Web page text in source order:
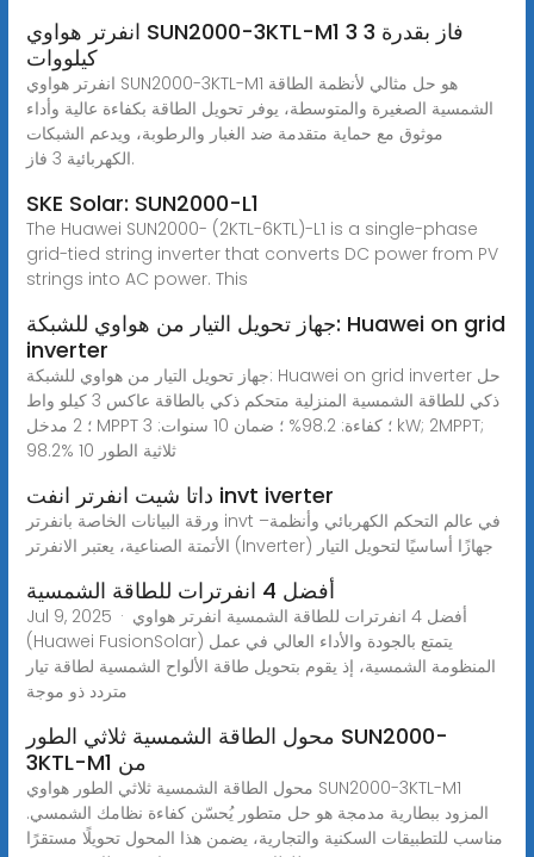
انفرتر هواوي SUN2000-3KTL-M1 3 فاز بقدرة 3
كيلووات
انفرتر هواوي SUN2000-3KTL-M1 هو حل مثالي لأنظمة الطاقة
الشمسية الصغيرة والمتوسطة، يوفر تحويل الطاقة بكفاءة عالية وأداء
موثوق مع حماية متقدمة ضد الغبار والرطوبة، ويدعم الشبكات
الكهربائية 3 فاز.
SKE Solar: SUN2000-L1
The Huawei SUN2000- (2KTL-6KTL)-L1 is a single-phase
grid-tied string inverter that converts DC power from PV
strings into AC power. This
جهاز تحويل التيار من هواوي للشبكة: Huawei on grid
inverter
جهاز تحويل التيار من هواوي للشبكة: Huawei on grid inverter حل
ذكي للطاقة الشمسية المنزلية متحكم ذكي بالطاقة عاكس 3 كيلو واط
؛ 2 مدخل MPPT ؛ كفاءة: 98.2% ؛ ضمان 10 سنوات: 3 kW; 2MPPT;
98.2% 10 ثلاثية الطور
داتا شيت انفرتر انفت invt iverter
ورقة البيانات الخاصة بانفرتر invt –في عالم التحكم الكهربائي وأنظمة
الأتمتة الصناعية، يعتبر الانفرتر (Inverter) جهازًا أساسيًا لتحويل التيار
أفضل 4 انفرترات للطاقة الشمسية
Jul 9, 2025 · أفضل 4 انفرترات للطاقة الشمسية انفرتر هواوي
(Huawei FusionSolar) يتمتع بالجودة والأداء العالي في عمل
المنظومة الشمسية، إذ يقوم بتحويل طاقة الألواح الشمسية لطاقة تيار
متردد ذو موجة
محول الطاقة الشمسية ثلاثي الطور SUN2000-
3KTL-M1 من
محول الطاقة الشمسية ثلاثي الطور هواوي SUN2000-3KTL-M1
المزود ببطارية مدمجة هو حل متطور يُحسّن كفاءة نظامك الشمسي.
مناسب للتطبيقات السكنية والتجارية، يضمن هذا المحول تحويلًا مستقرًا